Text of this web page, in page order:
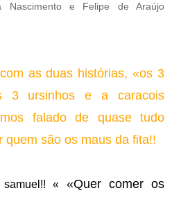
Nascimento e Felipe de Araújo
as duas histórias, «os 3
3 ursinhos e a caracois
falado de quase tudo
quem são os maus da fita!!
« «Quer comer os